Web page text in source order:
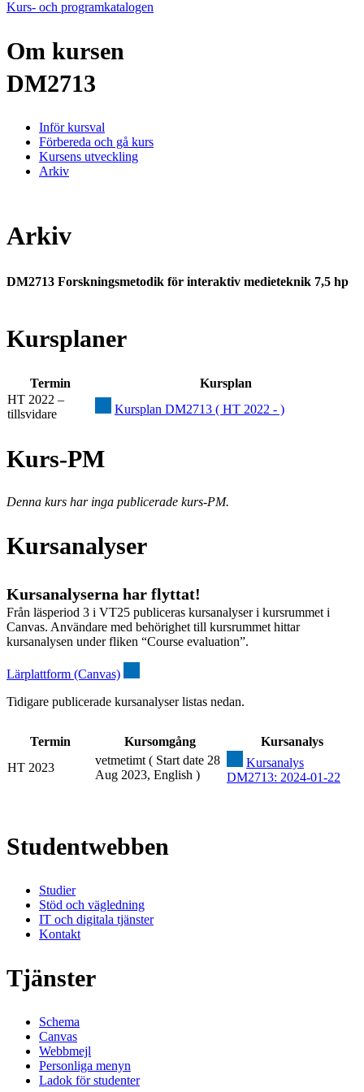
Kurs- och programkatalogen
Om kursen
DM2713
Inför kursval
Förbereda och gå kurs
Kursens utveckling
Arkiv
Arkiv
DM2713 Forskningsmetodik för interaktiv medieteknik 7,5 hp
Kursplaner
Termin
Kursplan
HT 2022 –
tillsvidare
Kursplan DM2713 ( HT 2022 - )
Kurs-PM
Denna kurs har inga publicerade kurs-PM.
Kursanalyser
Kursanalyserna har flyttat!
Från läsperiod 3 i VT25 publiceras kursanalyser i kursrummet i
Canvas. Användare med behörighet till kursrummet hittar
kursanalysen under fliken “Course evaluation”.
Lärplattform (Canvas)
Tidigare publicerade kursanalyser listas nedan.
Termin Kursomgång
Kursanalys
HT 2023
vetmetimt ( Start date 28
Aug 2023, English )
Kursanalys
DM2713: 2024-01-22
Studentwebben
Studier
Stöd och vägledning
IT och digitala tjänster
Kontakt
Tjänster
Schema
Canvas
Webbmejl
Personliga menyn
Ladok för studenter